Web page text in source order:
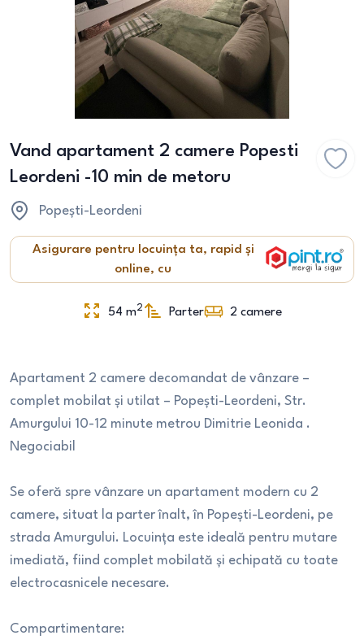
Vand apartament 2 camere Popesti
Leordeni -10 min de metoru
Popești-Leordeni
Asigurare pentru locuința ta, rapid și
online, cu
54 m2 Parter 2 camere
Apartament 2 camere decomandat de vânzare –
complet mobilat și utilat – Popești-Leordeni, Str.
Amurgului 10-12 minute metrou Dimitrie Leonida .
Negociabil
Se oferă spre vânzare un apartament modern cu 2
camere, situat la parter înalt, în Popești-Leordeni, pe
strada Amurgului. Locuința este ideală pentru mutare
imediată, fiind complet mobilată și echipată cu toate
electrocasnicele necesare.
Compartimentare: